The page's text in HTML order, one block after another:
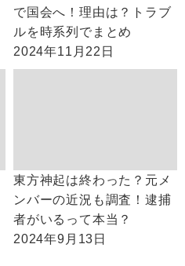
で国会へ！理由は？トラブ
ルを時系列でまとめ
2024年11月22日
東方神起は終わった？元メ
ンバーの近況も調査！逮捕
者がいるって本当？
2024年9月13日